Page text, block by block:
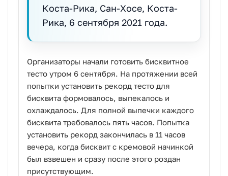
Коста-Рика, Сан-Хосе, Коста-
Рика, 6 сентября 2021 года.
Организаторы начали готовить бисквитное
тесто утром 6 сентября. На протяжении всей
попытки установить рекорд тесто для
бисквита формовалось, выпекалось и
охлаждалось. Для полной выпечки каждого
бисквита требовалось пять часов. Попытка
установить рекорд закончилась в 11 часов
вечера, когда бисквит с кремовой начинкой
был взвешен и сразу после этого роздан
присутствующим.